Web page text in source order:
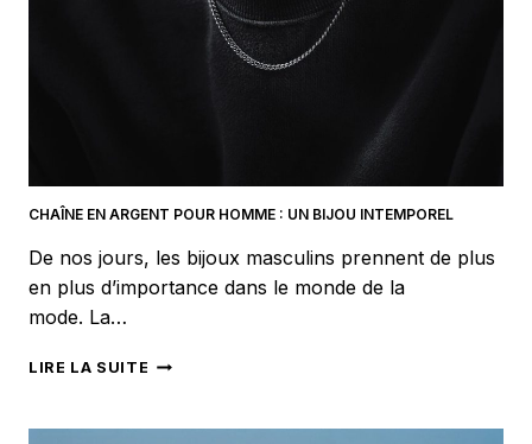
CHAÎNE EN ARGENT POUR HOMME : UN BIJOU INTEMPOREL
De nos jours, les bijoux masculins prennent de plus
en plus d’importance dans le monde de la
mode. La…
LIRE LA SUITE CHAÎNE
POUR